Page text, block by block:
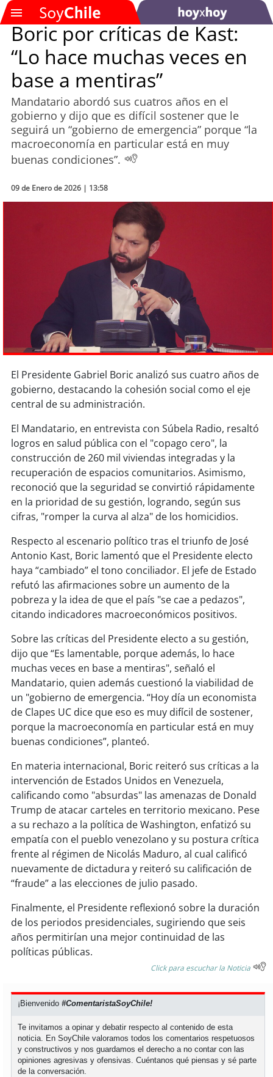
Podcast
Actualidad
Entretención
Economía
Sostenibilidad
soychile
soyarica
soyiquique
soy calama
soyantofagasta
soycopiapó
soyvalparaíso
soy quillota
soysanantonio
soychillán
soy sancarlos
soytalcahuano
soyconcepción
soycoronel
soy arauco
soy temuco
soyvaldivia
soyosorno
soypuertomontt
soychiloé
Boric por críticas de Kast:
“Lo hace muchas veces en
base a mentiras”
Mandatario abordó sus cuatros años en el
gobierno y dijo que es difícil sostener que le
seguirá un “gobierno de emergencia” porque “la
macroeconomía en particular está en muy
buenas condiciones”.
09 de Enero de 2026 | 13:58
El Presidente Gabriel Boric analizó sus cuatro años de
gobierno, destacando la cohesión social como el eje
central de su administración.
El Mandatario, en entrevista con Súbela Radio, resaltó
logros en salud pública con el "copago cero", la
construcción de 260 mil viviendas integradas y la
recuperación de espacios comunitarios. Asimismo,
reconoció que la seguridad se convirtió rápidamente
en la prioridad de su gestión, logrando, según sus
cifras, "romper la curva al alza" de los homicidios.
Respecto al escenario político tras el triunfo de José
Antonio Kast, Boric lamentó que el Presidente electo
haya “cambiado” el tono conciliador. El jefe de Estado
refutó las afirmaciones sobre un aumento de la
pobreza y la idea de que el país "se cae a pedazos",
citando indicadores macroeconómicos positivos.
Sobre las críticas del Presidente electo a su gestión,
dijo que “Es lamentable, porque además, lo hace
muchas veces en base a mentiras", señaló el
Mandatario, quien además cuestionó la viabilidad de
un "gobierno de emergencia. “Hoy día un economista
de Clapes UC dice que eso es muy difícil de sostener,
porque la macroeconomía en particular está en muy
buenas condiciones”, planteó.
En materia internacional, Boric reiteró sus críticas a la
intervención de Estados Unidos en Venezuela,
calificando como "absurdas" las amenazas de Donald
Trump de atacar carteles en territorio mexicano. Pese
a su rechazo a la política de Washington, enfatizó su
empatía con el pueblo venezolano y su postura crítica
frente al régimen de Nicolás Maduro, al cual calificó
nuevamente de dictadura y reiteró su calificación de
“fraude” a las elecciones de julio pasado.
Finalmente, el Presidente reflexionó sobre la duración
de los periodos presidenciales, sugiriendo que seis
años permitirían una mejor continuidad de las
políticas públicas.
Click para escuchar la Noticia
¡Bienvenido#ComentaristaSoyChile!
Te invitamos a opinar y debatir respecto al contenido de esta
noticia. En SoyChile valoramos todos los comentarios respetuosos
y constructivos y nos guardamos el derecho a no contar con las
opiniones agresivas y ofensivas. Cuéntanos qué piensas y sé parte
de la conversación.